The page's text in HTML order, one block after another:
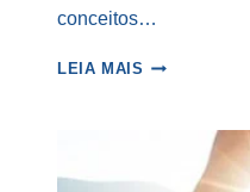
conceitos…
LEIA MAIS PREPARANDO
CORRIDA